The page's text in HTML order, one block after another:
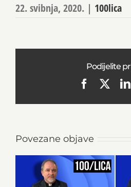
22. svibnja, 2020. | 100lica
Podijelite
Facebook
Povezane objave